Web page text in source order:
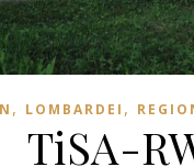
, LOMBARDEI ,
TiSA-